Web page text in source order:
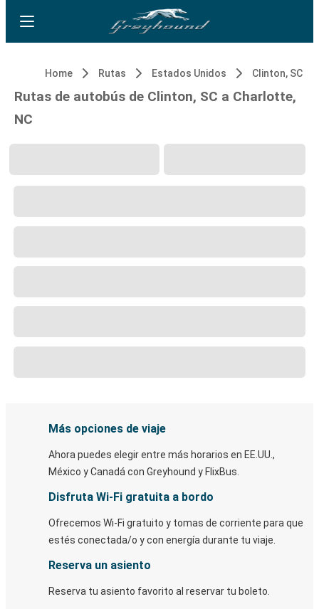
Home Rutas Estados Unidos Clinton, SC
Rutas de autobús de Clinton, SC a Charlotte,
NC
Más opciones de viaje
Ahora puedes elegir entre más horarios en EE.UU.,
México y Canadá con Greyhound y FlixBus.
Disfruta Wi-Fi gratuita a bordo
Ofrecemos Wi-Fi gratuito y tomas de corriente para que
estés conectada/o y con energía durante tu viaje.
Reserva un asiento
Reserva tu asiento favorito al reservar tu boleto.